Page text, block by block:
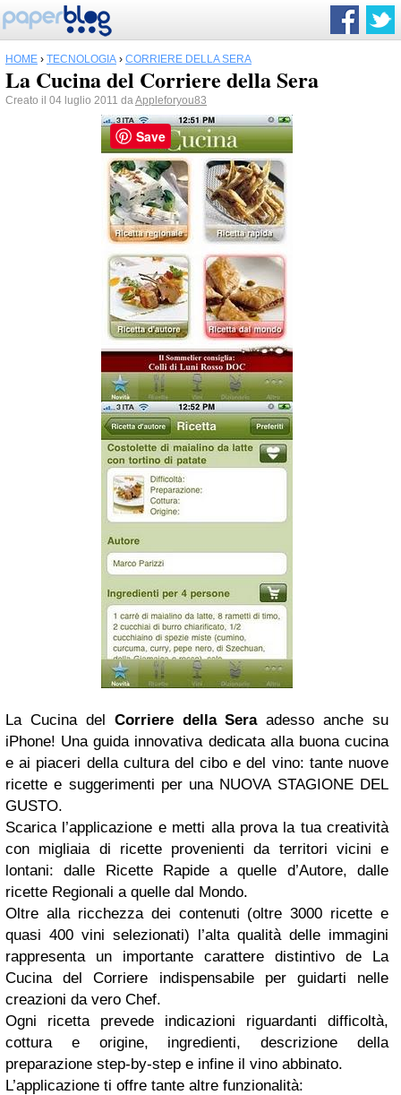
HOME › TECNOLOGIA › CORRIERE DELLA SERA
La Cucina del Corriere della Sera
Creato il 04 luglio 2011 daAppleforyou83
La Cucina del Corriere della Seraadesso anche su
iPhone! Una guida innovativa dedicata alla buona cucina
e ai piaceri della cultura del cibo e del vino: tante nuove
ricette e suggerimenti per una NUOVA STAGIONE DEL
GUSTO.
Scarica l’applicazione e metti alla prova la tua creatività
con migliaia di ricette provenienti da territori vicini e
lontani: dalle Ricette Rapide a quelle d’Autore, dalle
ricette Regionali a quelle dal Mondo.
Oltre alla ricchezza dei contenuti (oltre 3000 ricette e
quasi 400 vini selezionati) l’alta qualità delle immagini
rappresenta un importante carattere distintivo de La
Cucina del Corriere indispensabile per guidarti nelle
creazioni da vero Chef.
Ogni ricetta prevede indicazioni riguardanti difficoltà,
cottura e origine, ingredienti, descrizione della
preparazione step-by-step e infine il vino abbinato.
L’applicazione ti offre tante altre funzionalità:
Save